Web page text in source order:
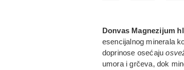
Donvas Magnezijum
esencijalnog minerala
doprinose osećaju
umora i grčeva, dok